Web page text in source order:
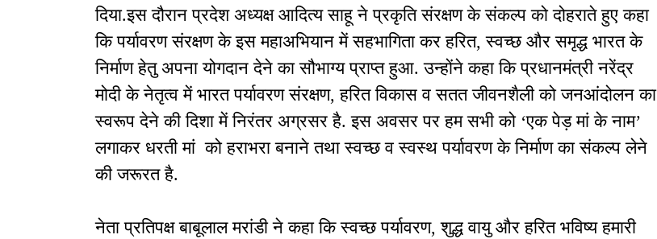
दिया.इस दौरान प्रदेश अध्यक्ष आदित्य साहू ने प्रकृति संरक्षण के संकल्प को दोहराते हुए कहा
कि पर्यावरण संरक्षण के इस महाअभियान में सहभागिता कर हरित, स्वच्छ और समृद्ध भारत के
निर्माण हेतु अपना योगदान देने का सौभाग्य प्राप्त हुआ. उन्होंने कहा कि प्रधानमंत्री नरेंद्र
मोदी के नेतृत्व में भारत पर्यावरण संरक्षण, हरित विकास व सतत जीवनशैली को जनआंदोलन का
स्वरूप देने की दिशा में निरंतर अग्रसर है. इस अवसर पर हम सभी को ‘एक पेड़ मां के नाम’
लगाकर धरती मां को हराभरा बनाने तथा स्वच्छ व स्वस्थ पर्यावरण के निर्माण का संकल्प लेने
की जरूरत है.
नेता प्रतिपक्ष बाबूलाल मरांडी ने कहा कि स्वच्छ पर्यावरण, शुद्ध वायु और हरित भविष्य हमारी